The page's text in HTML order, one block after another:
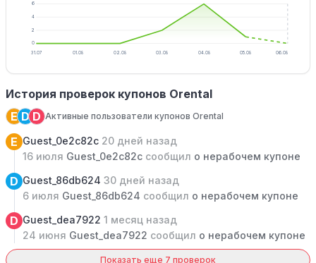
0
2
4
6
31.07 01.08 02.08 03.08 04.08 05.08 06.08
История проверок купонов Orental
E D D Активные пользователи купонов Orental
E Guest_0e2c82c 20 дней назад
16 июля Guest_0e2c82c сообщил о нерабочем купоне
D Guest_86db624 30 дней назад
6 июля Guest_86db624 сообщил о нерабочем купоне
D Guest_dea7922 1 месяц назад
24 июня Guest_dea7922 сообщил о нерабочем купоне
Показать еще 7 проверок